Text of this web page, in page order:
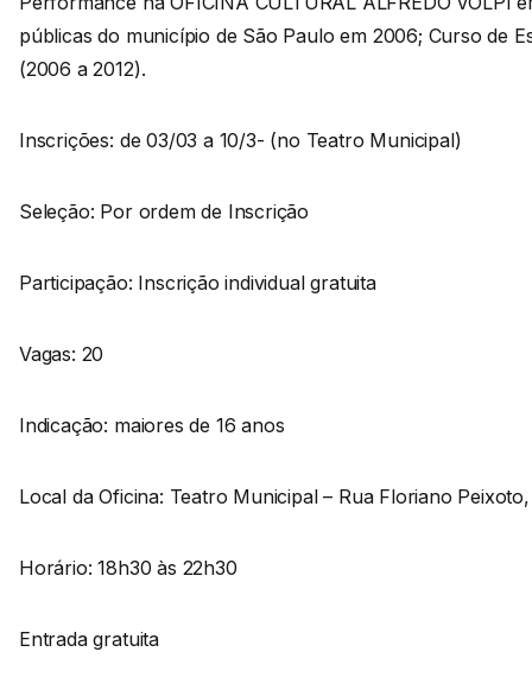
públicas do município de São Paulo em 2006; Curso de
(2006 a 2012).
Inscrições: de 03/03 a 10/3- (no Teatro Municipal)
Seleção: Por ordem de Inscrição
Participação: Inscrição individual gratuita
Vagas: 20
Indicação: maiores de 16 anos
Local da Oficina: Teatro Municipal – Rua Floriano
Horário: 18h30 às 22h30
Entrada gratuita